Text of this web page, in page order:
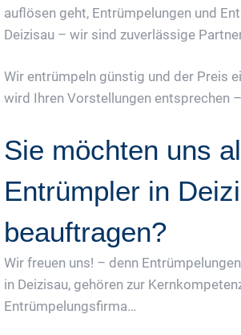
auflösen geht, Entrümpelungen und
Deizisau – wir sind zuverlässige
Wir entrümpeln günstig und der Preis
wird Ihren Vorstellungen entsprechen
Sie möchten uns
Entrümpler in
beauftragen?
Wir freuen uns! – denn
in Deizisau, gehören zur
Entrümpelungsfirma…